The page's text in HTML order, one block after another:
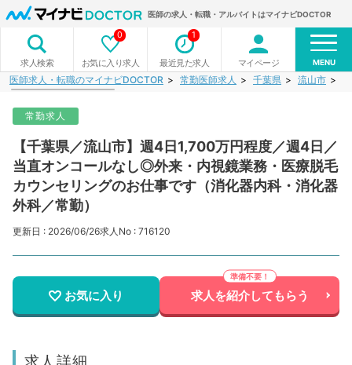
医師の求人・転職・アルバイトはマイナビDOCTOR
求人検索 お気に入り求人
0
最近見た求人
1
マイページ MENU
医師求人・転職のマイナビDOCTOR 常勤医師求人 千葉県 流山市
常勤求人
【千葉県／流山市】週4日1,700万円程度／週4日／
当直オンコールなし◎外来・内視鏡業務・医療脱毛
カウンセリングのお仕事です（消化器内科・消化器
外科／常勤）
更新日 : 2026/06/26求人No : 716120
お気に入り 求人を紹介してもらう
求人詳細